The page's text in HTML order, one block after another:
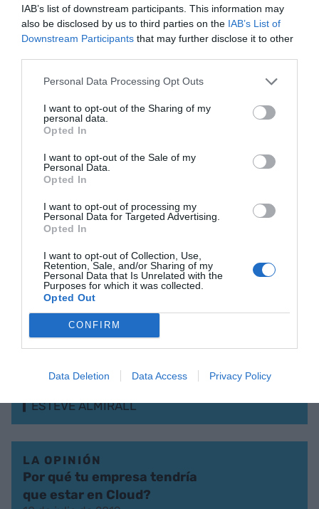
IAB’s list of downstream participants. This information may
also be disclosed by us to third parties on the IAB’s List of
Downstream Participants that may further disclose it to other
Personal Data Processing Opt Outs
I want to opt-out of the Sharing of my
personal data.
Opted In
I want to opt-out of the Sale of my
Personal Data.
Opted In
I want to opt-out of processing my
Personal Data for Targeted Advertising.
Opted In
I want to opt-out of Collection, Use,
Retention, Sale, and/or Sharing of my
Personal Data that Is Unrelated with the
Purposes for which it was collected.
Opted Out
CONFIRM
Data Deletion Data Access Privacy Policy
Competitividad – It's the
adoption stupid!
ESTEVE ALMIRALL
elefante de Milanovic y la
distopia de Blade Runner
La transformación digital de
la Administración – todo se
complica!
LA OPINIÓN
dinero
ESTEVE ALMIRALL
LA OPINIÓN
Por qué tu empresa tendría
que estar en Cloud?